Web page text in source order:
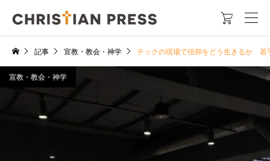

記事 宣教・教会・神学 テックの現場で信仰をどう生きるか 若
宣教・教会・神学